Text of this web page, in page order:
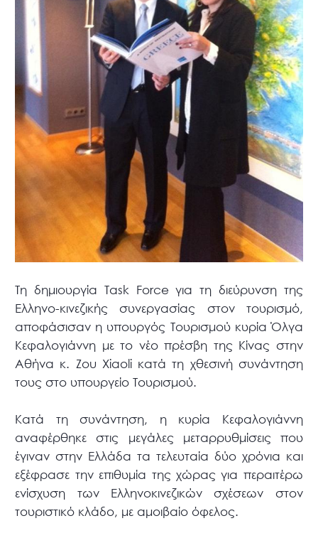
Τη δημιουργία Task Force για τη διεύρυνση της
Ελληνο-κινεζικής συνεργασίας στον τουρισμό,
αποφάσισαν η υπουργός Τουρισμού κυρία Όλγα
Κεφαλογιάννη με το νέο πρέσβη της Κίνας στην
Αθήνα κ. Zou Xiaoli κατά τη χθεσινή συνάντηση
τους στο υπουργείο Τουρισμού.
Κατά τη συνάντηση, η κυρία Κεφαλογιάννη
αναφέρθηκε στις μεγάλες μεταρρυθμίσεις που
έγιναν στην Ελλάδα τα τελευταία δύο χρόνια και
εξέφρασε την επιθυμία της χώρας για περαιτέρω
ενίσχυση των Ελληνοκινεζικών σχέσεων στον
τουριστικό κλάδο, με αμοιβαίο όφελος.